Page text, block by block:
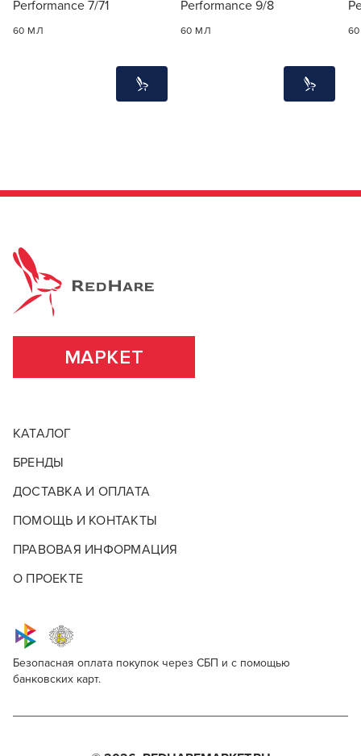
Performance 7/71
60 МЛ
Performance 9/8
60 МЛ
МАРКЕТ
КАТАЛОГ
БРЕНДЫ
ДОСТАВКА И ОПЛАТА
ПОМОЩЬ И КОНТАКТЫ
ПРАВОВАЯ ИНФОРМАЦИЯ
О ПРОЕКТЕ
Безопасная оплата покупок через СБП и с помощью
банковских карт.